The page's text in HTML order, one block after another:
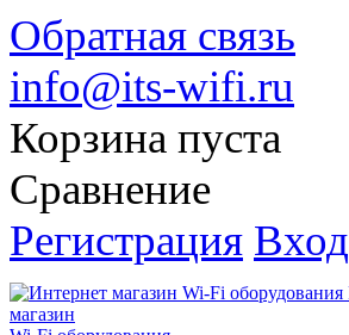
Обратная связь
info@its-wifi.ru
Корзина пуста
Сравнение
Регистрация Вход
магазин